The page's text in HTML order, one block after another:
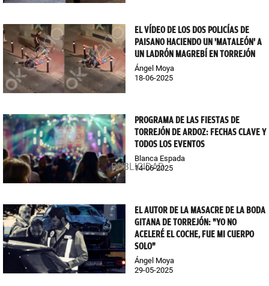
EL VÍDEO DE LOS DOS POLICÍAS DE
PAISANO HACIENDO UN 'MATALEÓN' A
UN LADRÓN MAGREBÍ EN TORREJÓN
Ángel Moya
18-06-2025
PROGRAMA DE LAS FIESTAS DE
TORREJÓN DE ARDOZ: FECHAS CLAVE Y
TODOS LOS EVENTOS
Blanca Espada
14-06-2025
EL AUTOR DE LA MASACRE DE LA BODA
GITANA DE TORREJÓN: "YO NO
ACELERÉ EL COCHE, FUE MI CUERPO
SOLO"
Ángel Moya
29-05-2025